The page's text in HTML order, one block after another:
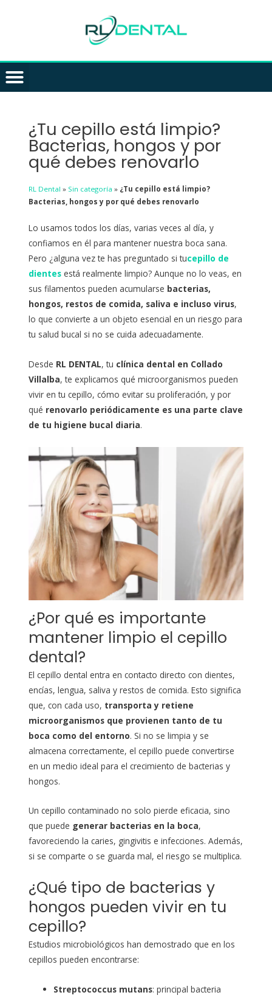
¿Tu cepillo está limpio?
Bacterias, hongos y por
qué debes renovarlo
RL Dental » Sin categoría » ¿Tu cepillo está limpio?
Bacterias, hongos y por qué debes renovarlo
Lo usamos todos los días, varias veces al día, y
confiamos en él para mantener nuestra boca sana.
Pero ¿alguna vez te has preguntado si tucepillo de
dientes está realmente limpio? Aunque no lo veas, en
sus filamentos pueden acumularse bacterias,
hongos, restos de comida, saliva e incluso virus,
lo que convierte a un objeto esencial en un riesgo para
tu salud bucal si no se cuida adecuadamente.
Desde RL DENTAL, tu clínica dental en Collado
Villalba, te explicamos qué microorganismos pueden
vivir en tu cepillo, cómo evitar su proliferación, y por
qué renovarlo periódicamente es una parte clave
de tu higiene bucal diaria.
¿Por qué es importante
mantener limpio el cepillo
dental?
El cepillo dental entra en contacto directo con dientes,
encías, lengua, saliva y restos de comida. Esto significa
que, con cada uso, transporta y retiene
microorganismos que provienen tanto de tu
boca como del entorno. Si no se limpia y se
almacena correctamente, el cepillo puede convertirse
en un medio ideal para el crecimiento de bacterias y
hongos.
Un cepillo contaminado no solo pierde eficacia, sino
que puede generar bacterias en la boca,
favoreciendo la caries, gingivitis e infecciones. Además,
si se comparte o se guarda mal, el riesgo se multiplica.
¿Qué tipo de bacterias y
hongos pueden vivir en tu
cepillo?
Estudios microbiológicos han demostrado que en los
cepillos pueden encontrarse:
Streptococcus mutans: principal bacteria